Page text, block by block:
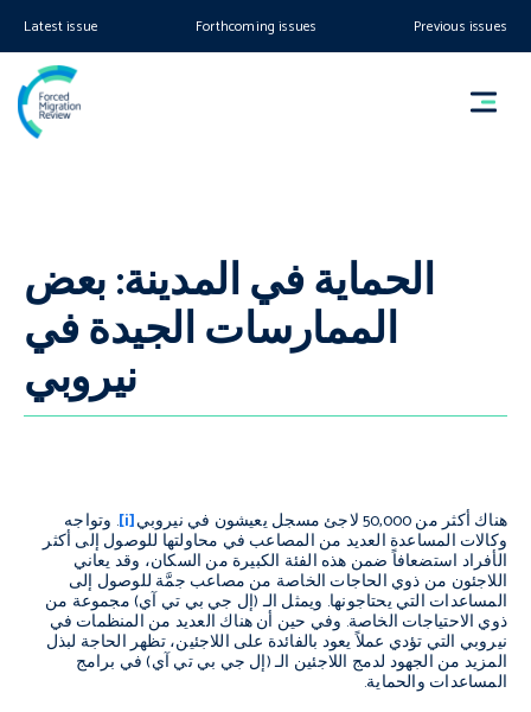
Latest issue Forthcoming issues Previous issues
الحماية في المدينة: بعض
الممارسات الجيدة في
نيروبي
هناك أكثر من 50,000 لاجئ مسجل يعيشون في نيروبي [i]. وتواجه
وكالات المساعدة العديد من المصاعب في محاولتها للوصول إلى أكثر
الأفراد استضعافاً ضمن هذه الفئة الكبيرة من السكان، وقد يعاني
اللاجئون من ذوي الحاجات الخاصة من مصاعب جمَّة للوصول إلى
المساعدات التي يحتاجونها. ويمثل الـ (إل جي بي تي آي) مجموعة من
ذوي الاحتياجات الخاصة. وفي حين أن هناك العديد من المنظمات في
نيروبي التي تؤدي عملاً يعود بالفائدة على اللاجئين، تظهر الحاجة لبذل
المزيد من الجهود لدمج اللاجئين الـ (إل جي بي تي آي) في برامج
المساعدات والحماية.